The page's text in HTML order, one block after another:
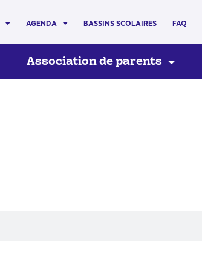
AGENDA BASSINS SCOLAIRES FAQ
Association de parents